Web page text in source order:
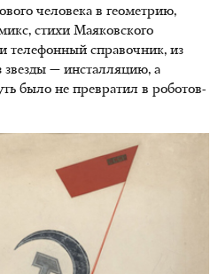
человека в геометрию,
стихи Маяковского
телефонный справочник, из
звезды — инсталляцию, а
было не превратил в роботов-